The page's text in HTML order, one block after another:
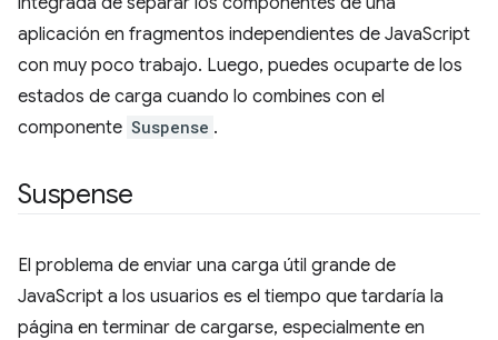
aplicación en fragmentos independientes de JavaScript
con muy poco trabajo. Luego, puedes ocuparte de los
estados de carga cuando lo combines con el
componente Suspense .
Suspense
El problema de enviar una carga útil grande de
JavaScript a los usuarios es el tiempo que tardaría la
página en terminar de cargarse, especialmente en